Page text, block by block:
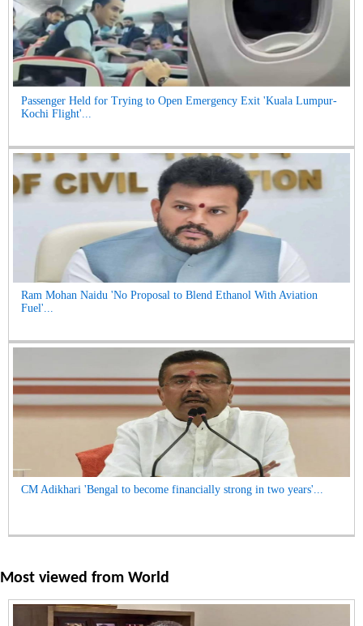
Passenger Held for Trying to Open Emergency Exit 'Kuala Lumpur-
Kochi Flight'...
Ram Mohan Naidu 'No Proposal to Blend Ethanol With Aviation
Fuel'...
CM Adikhari 'Bengal to become financially strong in two years'...
Most viewed from World